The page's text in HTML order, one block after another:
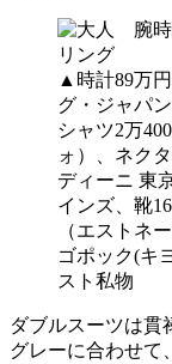
▲時計89万
グ・ジャパ
シャツ2万
ォ）、ネク
ディーニ 東
インズ、靴
（エストネ
ゴポック(キ
スト私物
ダブルスーツは貫
グレーに合わせて